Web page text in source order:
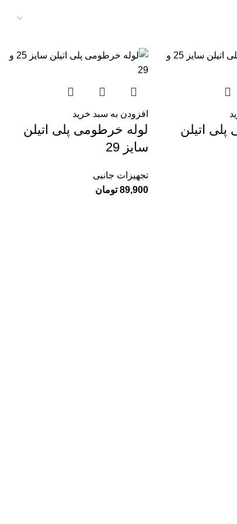
اتیلن
افزودن به سبد خرید
لوله خرطومی پلی اتیلن
سایز 29
تجهیزات جانبی
89,900 تومان